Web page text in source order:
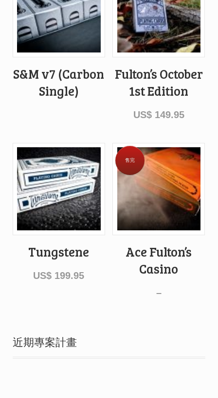
S&M v7 (Carbon
Single)
Fulton’s October
1st Edition
US$149.95
Tungstene
US$ 199.95
售完
Ace Fulton’s
Casino
–
近期專案計畫